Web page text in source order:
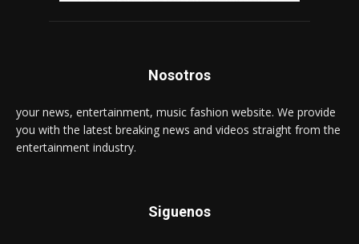
Nosotros
your news, entertainment, music fashion website. We provide
you with the latest breaking news and videos straight from the
entertainment industry.
Siguenos